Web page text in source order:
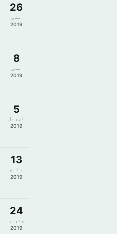
26
مئی
2019
8
مئی
2019
5
اپریل
2019
13
مارچ
2019
24
جنوری
2019